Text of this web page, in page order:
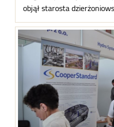
objął starosta